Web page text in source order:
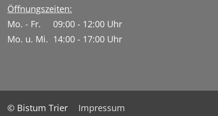
Öffnungszeiten:
Mo. - Fr. 09:00 - 12:00 Uhr
Mo. u. Mi. 14:00 - 17:00 Uhr
© Bistum Trier
Impressum